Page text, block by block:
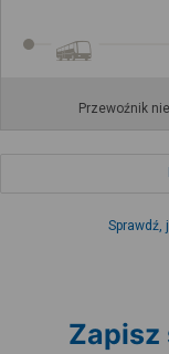
Przewoźnik
Sprawdź,
Zapisz